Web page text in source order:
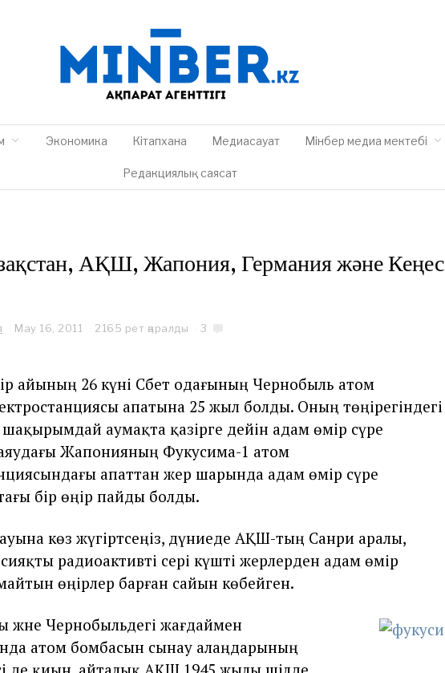
Экономика Кітапхана Медиасауат Мінбер медиа мектебі
Редакциялық саясат
АҚШ, Жапония, Германия және Кеңес
May 16, 2011 2165 рет қаралды 3
айының 26 күні Сәбет одағының Чернобыль атом
апатына 25 жыл болды. Оның төңірегіндегі
шақырымдай аумақта қазірге дейін адам өмір сүре
Жапонияның Фукусима-1 атом
апаттан жер шарында адам өмір сүре
бір өңір пайды болды.
көз жүгіртсеңіз, дүниеде АҚШ-тың Санри аралы,
радиоактивті әсері күшті жерлерден адам өмір
өңірлер барған сайын көбейген.
және Чернобыльдегі жағдаймен
атом бомбасын сынау алаңдарының